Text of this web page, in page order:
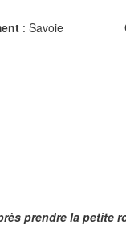
: Savoie
prendre la petite